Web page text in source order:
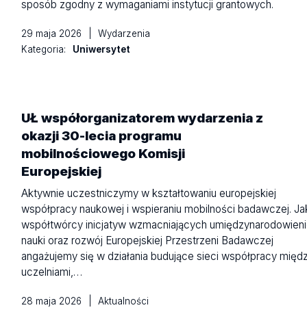
sposób zgodny z wymaganiami instytucji grantowych.
29 maja 2026
Wydarzenia
Kategoria:
Uniwersytet
UŁ współorganizatorem wydarzenia z
okazji 30-lecia programu
mobilnościowego Komisji
Europejskiej
Aktywnie uczestniczymy w kształtowaniu europejskiej
współpracy naukowej i wspieraniu mobilności badawczej.
współtwórcy inicjatyw wzmacniających
nauki oraz rozwój Europejskiej Przestrzeni Badawczej
angażujemy się w działania budujące sieci współpracy
uczelniami,…
28 maja 2026
Aktualności